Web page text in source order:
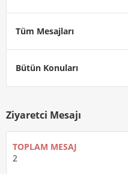
Tüm Mesajları
Bütün Konuları
Ziyaretci Mesajı
TOPLAM MESAJ
2